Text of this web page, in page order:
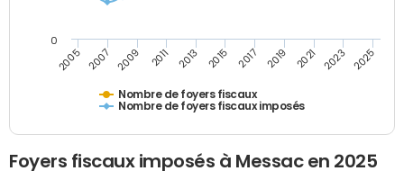
Nombre de foyers fiscaux
Nombre de foyers fiscaux imposés
2005 2007 2009 2011 2013 2015 2017 2019 2021 2023 2025
0
Foyers fiscaux imposés à Messac en 2025